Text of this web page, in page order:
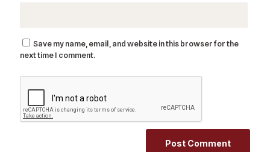
Save my name, email, and website in this browser for the
next time I comment.